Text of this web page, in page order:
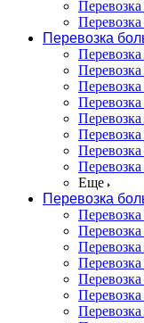
Перевозка
Еще
Перевозка